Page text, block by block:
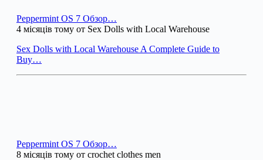
Peppermint OS 7 Обзор…
4 місяців тому от Sex Dolls with Local Warehouse
Sex Dolls with Local Warehouse A Complete Guide to
Buy…
Peppermint OS 7 Обзор…
8 місяців тому от crochet clothes men